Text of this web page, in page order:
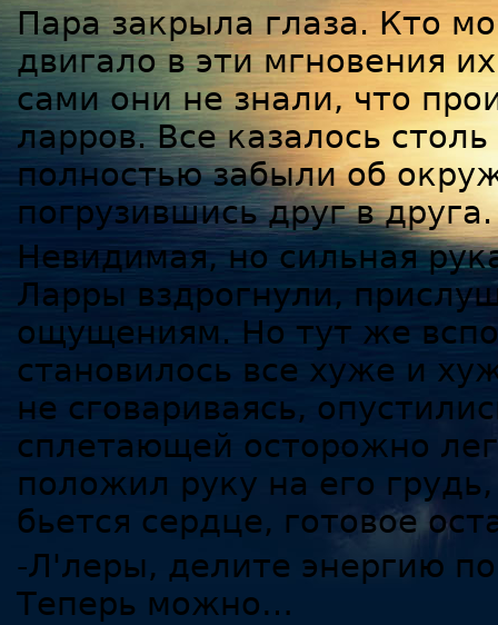
Пара закрыла глаза. Кто
двигало в эти мгновения
сами они не знали, что
ларров. Все казалось
полностью забыли об
погрузившись друг в друга.
Невидимая, но сильная
Ларры вздрогнули,
ощущениям. Но тут же
становилось все хуже и
не сговариваясь,
сплетающей осторожно
положил руку на его
бьется сердце, готовое
-Л'леры, делите энергию
Теперь можно…